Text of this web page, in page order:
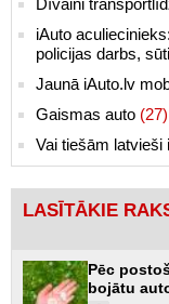
iAuto
policijas darbs,
Jaunā iAuto.lv
Gaismas auto (27)
Vai tiešām latvieši
LASĪTĀKIE
Pēc
bojātu